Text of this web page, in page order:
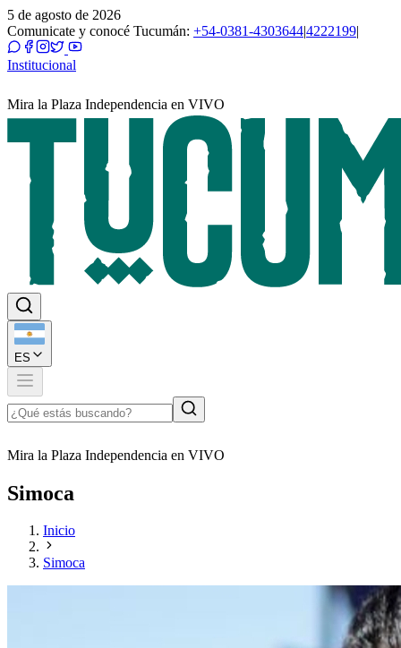
5 de agosto de 2026
Comunicate y conocé Tucumán: +54-0381-4303644|4222199|
Institucional
Mira la Plaza Independencia en VIVO
ES
Mira la Plaza Independencia en VIVO
Simoca
Inicio
Simoca